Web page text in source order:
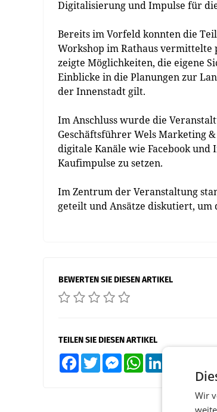
Digitalisierung und Impulse für
Bereits im Vorfeld konnten die
Workshop im Rathaus
zeigte Möglichkeiten, die eigene
Einblicke in die Planungen zur
der Innenstadt gilt.
Im Anschluss wurde die
Geschäftsführer Wels Marketing
digitale Kanäle wie Facebook
Kaufimpulse zu setzen.
Im Zentrum der Veranstaltung
geteilt und Ansätze diskutiert,
BEWERTEN SIE DIESEN ARTIKEL
TEILEN SIE DIESEN ARTIKEL
FacebookTwitter MessengerWhatsApp
Wir